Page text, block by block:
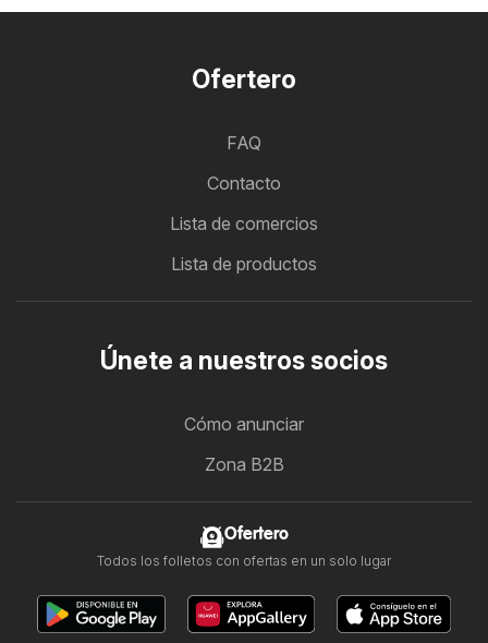
Ofertero
FAQ
Contacto
Lista de comercios
Lista de productos
Únete a nuestros socios
Cómo anunciar
Zona B2B
Ofertero
Todos los folletos con ofertas en un solo lugar